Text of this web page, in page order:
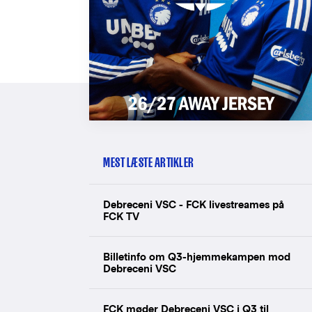
MEST LÆSTE ARTIKLER
Debreceni VSC - FCK livestreames på
FCK TV
Billetinfo om Q3-hjemmekampen mod
Debreceni VSC
FCK møder Debreceni VSC i Q3 til